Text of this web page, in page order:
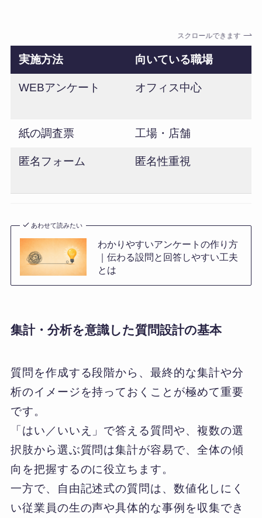
スクロールできます
実施方法 向いている職場
WEBアンケート オフィス中心
紙の調査票 工場・店舗
匿名フォーム 匿名性重視
あわせて読みたい
わかりやすいアンケートの作り方
｜伝わる設問と回答しやすい工夫
とは
集計・分析を意識した質問設計の基本
質問を作成する段階から、最終的な集計や分
析のイメージを持っておくことが極めて重要
です。
「はい／いいえ」で答える質問や、複数の選
択肢から選ぶ質問は集計が容易で、全体の傾
向を把握するのに役立ちます。
一方で、自由記述式の質問は、数値化しにく
い従業員の生の声や具体的な事例を収集でき